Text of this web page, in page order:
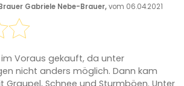
Gabriele Nebe-Brauer,vom 06.04.2021
Voraus gekauft, da unter
nicht anders möglich. Dann kam
Graupel, Schnee und Sturmböen. Unter